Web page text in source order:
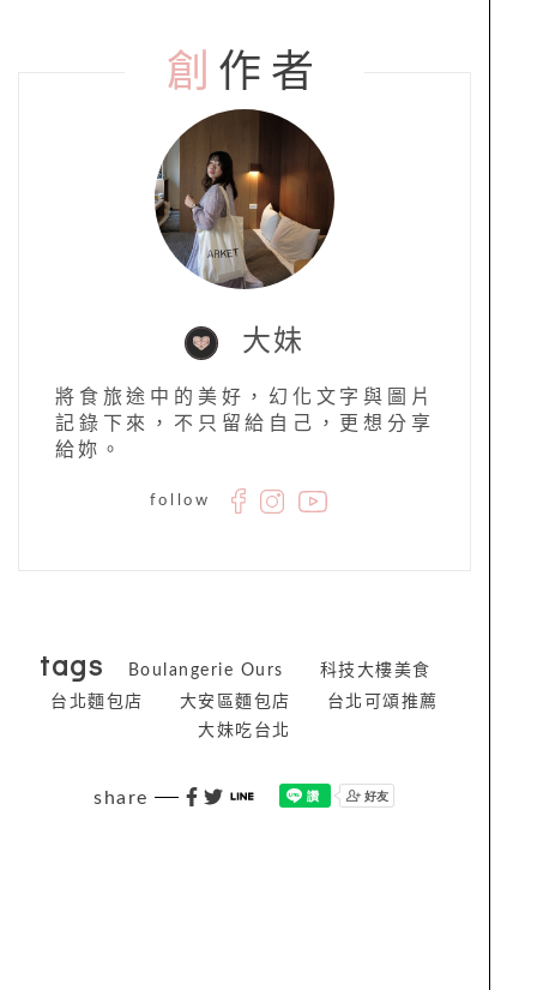
創 作者
大妹
將食旅途中的美好，幻化文字與圖片
記錄下來，不只留給自己，更想分享
給妳。
follow
tags Boulangerie Ours
科技大樓美食
台北麵包店
大安區麵包店
台北可頌推薦
大妹吃台北
share